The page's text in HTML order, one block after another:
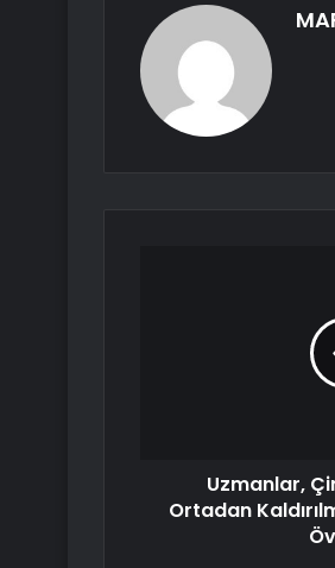
Uzmanlar,
Ortadan